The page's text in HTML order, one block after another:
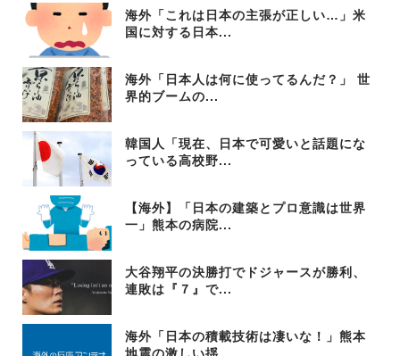
海外「これは日本の主張が正しい…」米
国に対する日本...
海外「日本人は何に使ってるんだ？」 世
界的ブームの...
韓国人「現在、日本で可愛いと話題にな
っている高校野...
【海外】「日本の建築とプロ意識は世界
一」熊本の病院...
大谷翔平の決勝打でドジャースが勝利、
連敗は『７』で...
海外「日本の積載技術は凄いな！」熊本